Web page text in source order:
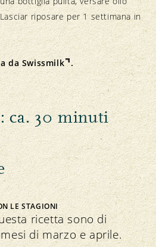
riposare per 1 settimana in
da Swissmilk .
ca. 30 minuti
LE STAGIONI
ricetta sono di
di marzo e aprile.